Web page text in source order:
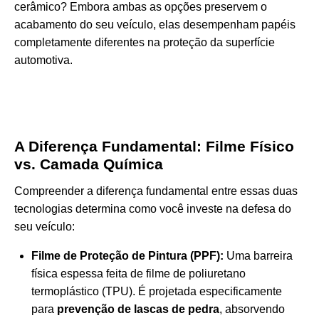
cerâmico? Embora ambas as opções preservem o
acabamento do seu veículo, elas desempenham papéis
completamente diferentes na proteção da superfície
automotiva.
A Diferença Fundamental: Filme Físico
vs. Camada Química
Compreender a diferença fundamental entre essas duas
tecnologias determina como você investe na defesa do
seu veículo:
Filme de Proteção de Pintura (PPF): Uma barreira
física espessa feita de filme de poliuretano
termoplástico (TPU). É projetada especificamente
para prevenção de lascas de pedra, absorvendo